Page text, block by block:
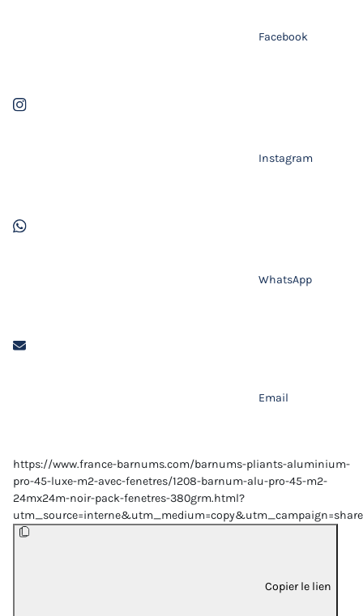
Facebook
Instagram
WhatsApp
Email
https://www.france-barnums.com/barnums-pliants-aluminium-
pro-45-luxe-m2-avec-fenetres/1208-barnum-alu-pro-45-m2-
24mx24m-noir-pack-fenetres-380grm.html?
Copier le lien